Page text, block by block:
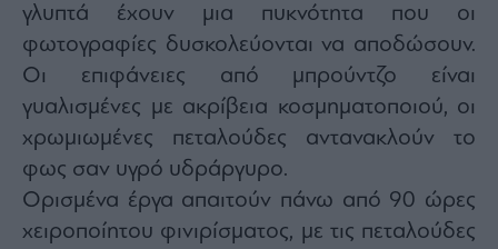
γλυπτά έχουν μια πυκνότητα που οι
φωτογραφίες δυσκολεύονται να αποδώσουν.
Οι επιφάνειες από μπρούντζο είναι
γυαλισμένες με ακρίβεια κοσμηματοποιού, οι
χρωμιωμένες πεταλούδες αντανακλούν το
φως σαν υγρό υδράργυρο.
Ορισμένα έργα απαιτούν πάνω από 90 ώρες
χειροποίητου φινιρίσματος, με τις πεταλούδες